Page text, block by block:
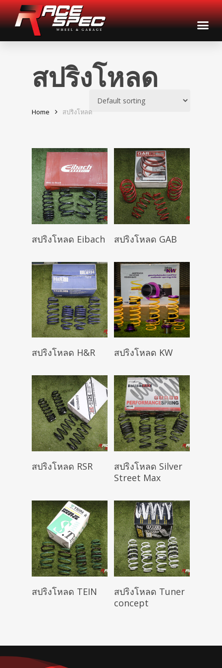
สปริงโหลด
Home สปริงโหลด
Read More
สปริงโหลด Eibach Read More
สปริงโหลด GAB
Read More
สปริงโหลด H&R Read More
สปริงโหลด KW
Read More
สปริงโหลด RSR Read More
สปริงโหลด Silver
Street Max
Read More
สปริงโหลด TEIN Read More
สปริงโหลด Tuner
concept